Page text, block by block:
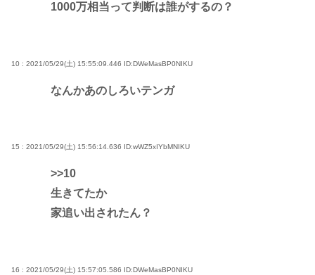
1000万相当って判断は誰がするの？
10 : 2021/05/29(土) 15:55:09.446 ID:DWeMasBP0NIKU
なんかあのしろいテンガ
15 : 2021/05/29(土) 15:56:14.636 ID:wWZ5xIYbMNIKU
>>10
生きてたか
家追い出されたん？
16 : 2021/05/29(土) 15:57:05.586 ID:DWeMasBP0NIKU